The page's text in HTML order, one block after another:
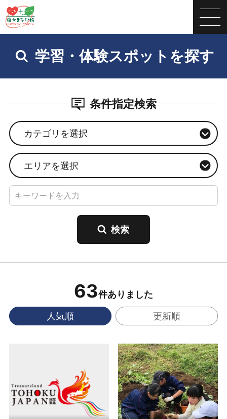
学習・体験スポットを探す
条件指定検索
カテゴリを選択
エリアを選択
63件ありました
人気順 更新順
詳細はこちら